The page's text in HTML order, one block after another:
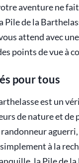
aventure ne
Pile de la
attend avec
points de vue à
pour tous
est un
de nature et de
randonneur
à la